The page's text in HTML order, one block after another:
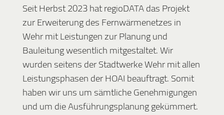
Seit Herbst 2023 hat regioDATA das Projekt
zur Erweiterung des Fernwärmenetzes in
Wehr mit Leistungen zur Planung und
Bauleitung wesentlich mitgestaltet. Wir
wurden seitens der Stadtwerke Wehr mit allen
Leistungsphasen der HOAI beauftragt. Somit
haben wir uns um sämtliche Genehmigungen
und um die Ausführungsplanung gekümmert.